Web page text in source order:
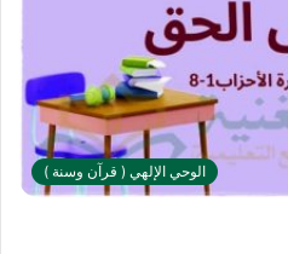
الوحي الإلهي ( قرآن وسنة )